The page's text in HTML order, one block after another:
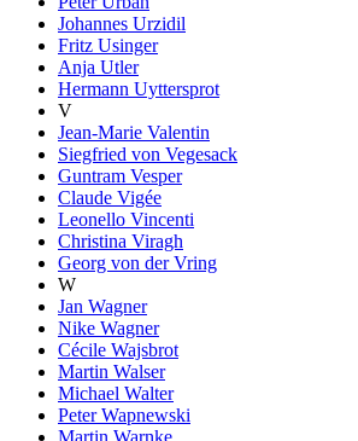
Johannes Urzidil
Fritz Usinger
Anja Utler
Hermann Uyttersprot
V
Jean-Marie Valentin
Siegfried von Vegesack
Guntram Vesper
Claude Vigée
Leonello Vincenti
Christina Viragh
Georg von der Vring
W
Jan Wagner
Nike Wagner
Cécile Wajsbrot
Martin Walser
Michael Walter
Peter Wapnewski
Martin Warnke